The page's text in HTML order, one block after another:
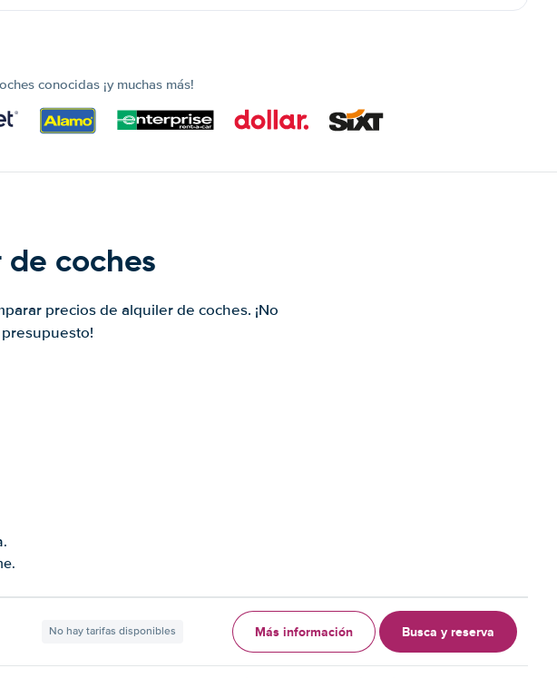
conocidas ¡y muchas más!
coches
precios de alquiler de coches. ¡No
No hay tarifas disponibles Más información Busca y reserva